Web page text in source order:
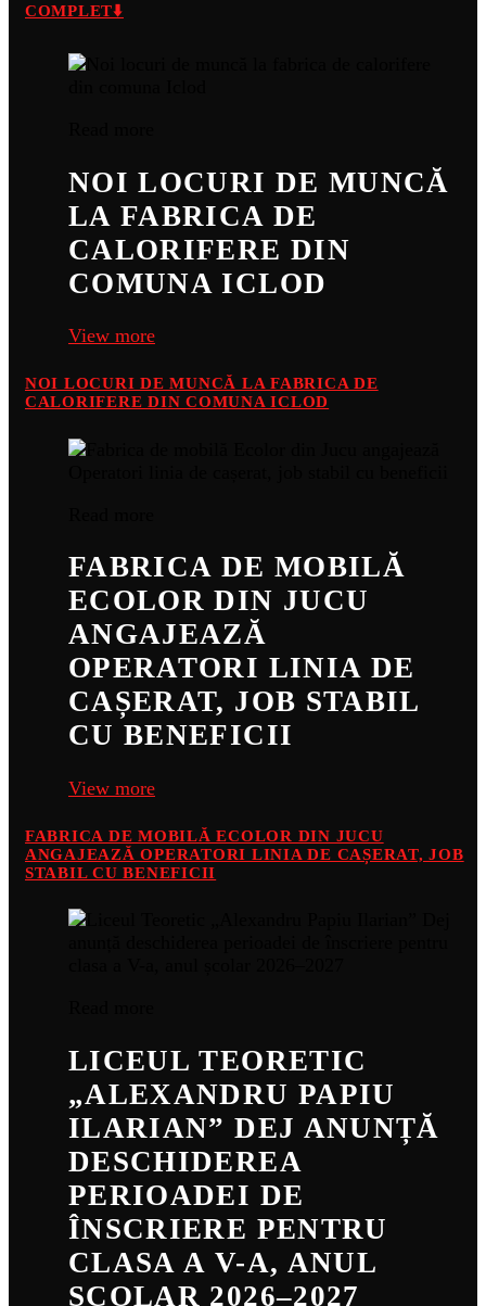
COMPLET⬇️
NOI LOCURI DE MUNCĂ
LA FABRICA DE
CALORIFERE DIN
COMUNA ICLOD
View more
NOI LOCURI DE MUNCĂ LA FABRICA DE
CALORIFERE DIN COMUNA ICLOD
FABRICA DE MOBILĂ
ECOLOR DIN JUCU
ANGAJEAZĂ
OPERATORI LINIA DE
CAȘERAT, JOB STABIL
CU BENEFICII
View more
FABRICA DE MOBILĂ ECOLOR DIN JUCU
ANGAJEAZĂ OPERATORI LINIA DE CAȘERAT, JOB
STABIL CU BENEFICII
LICEUL TEORETIC
„ALEXANDRU PAPIU
ILARIAN” DEJ ANUNȚĂ
DESCHIDEREA
PERIOADEI DE
ÎNSCRIERE PENTRU
CLASA A V-A, ANUL
ȘCOLAR 2026–2027